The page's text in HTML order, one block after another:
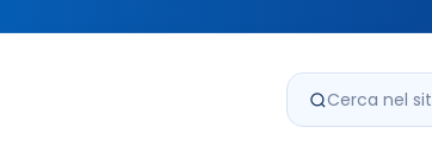
Cerca nel sito